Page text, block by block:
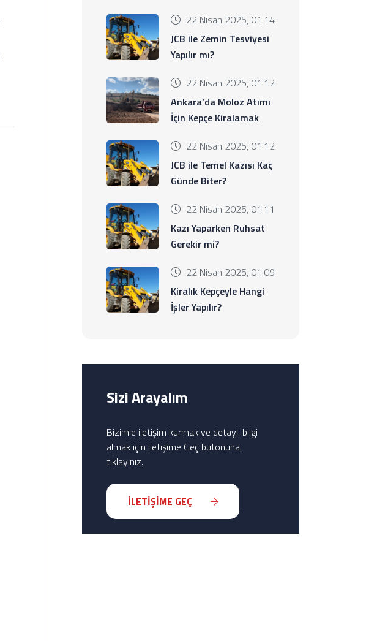
22 Nisan 2025, 01:14
JCB ile Zemin Tesviyesi
Yapılır mı?
22 Nisan 2025, 01:12
Ankara’da Moloz Atımı
İçin Kepçe Kiralamak
22 Nisan 2025, 01:12
JCB ile Temel Kazısı Kaç
Günde Biter?
22 Nisan 2025, 01:11
Kazı Yaparken Ruhsat
Gerekir mi?
22 Nisan 2025, 01:09
Kiralık Kepçeyle Hangi
İşler Yapılır?
Sizi Arayalım
Bizimle iletişim kurmak ve detaylı bilgi
almak için iletişime Geç butonuna
tıklayınız.
İLETİŞİME GEÇ